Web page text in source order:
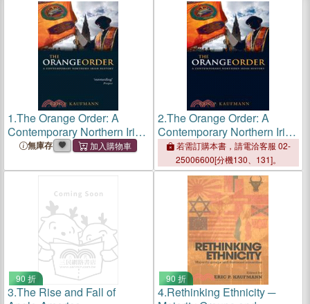
1.The Orange Order: A
Contemporary Northern Irish
History
無庫存
2.The Orange Order: A
Contemporary Northern Irish
History
若需訂購本書，請電洽客服 02-
25006600[分機130、131]。
90 折
3.The Rise and Fall of
90 折
4.Rethinking Ethnicity ─